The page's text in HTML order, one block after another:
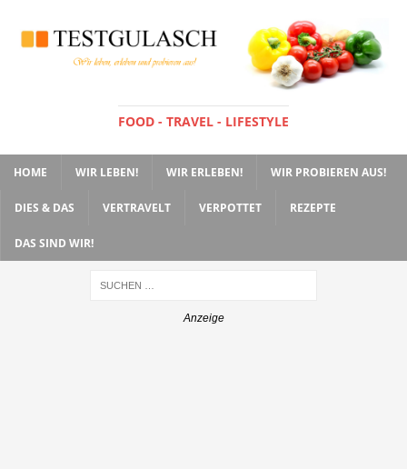
FOOD - TRAVEL - LIFESTYLE
HOME WIR LEBEN! WIR ERLEBEN! WIR PROBIEREN AUS!
DIES & DAS VERTRAVELT VERPOTTET REZEPTE
DAS SIND WIR!